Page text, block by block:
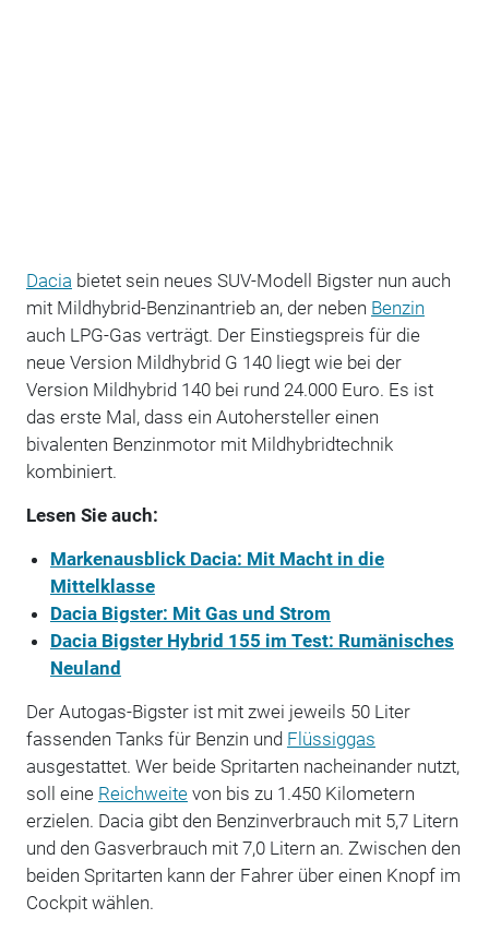
Dacia bietet sein neues SUV-Modell Bigster nun auch
mit Mildhybrid-Benzinantrieb an, der neben Benzin
auch LPG-Gas verträgt. Der Einstiegspreis für die
neue Version Mildhybrid G 140 liegt wie bei der
Version Mildhybrid 140 bei rund 24.000 Euro. Es ist
das erste Mal, dass ein Autohersteller einen
bivalenten Benzinmotor mit Mildhybridtechnik
kombiniert.
Lesen Sie auch:
Markenausblick Dacia: Mit Macht in die
Mittelklasse
Dacia Bigster: Mit Gas und Strom
Dacia Bigster Hybrid 155 im Test: Rumänisches
Neuland
Der Autogas-Bigster ist mit zwei jeweils 50 Liter
fassenden Tanks für Benzin und Flüssiggas
ausgestattet. Wer beide Spritarten nacheinander nutzt,
soll eine Reichweitevon bis zu 1.450 Kilometern
erzielen. Dacia gibt den Benzinverbrauch mit 5,7 Litern
und den Gasverbrauch mit 7,0 Litern an. Zwischen den
beiden Spritarten kann der Fahrer über einen Knopf im
Cockpit wählen.